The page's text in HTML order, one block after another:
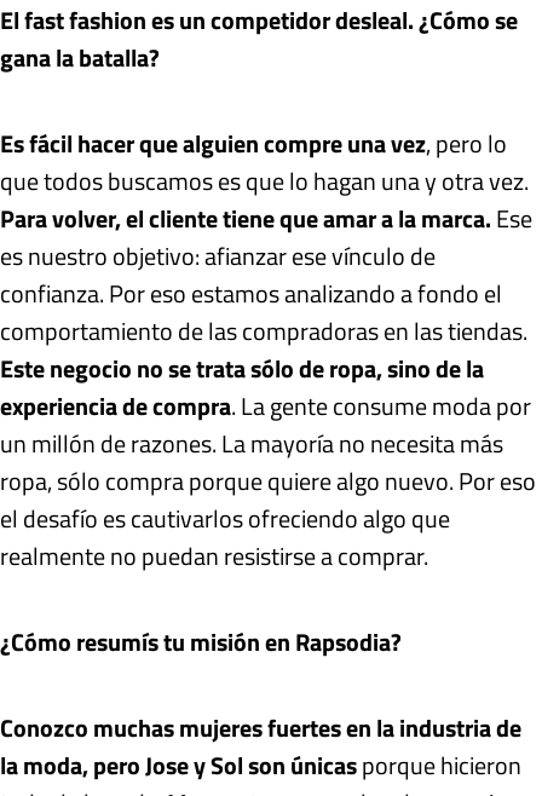
El fast fashion es un competidor desleal. ¿Cómo se
gana la batalla?
Es fácil hacer que alguien compre una vez, pero lo
que todos buscamos es que lo hagan una y otra vez.
Para volver, el cliente tiene que amar a la marca.Ese
es nuestro objetivo: afianzar ese vínculo de
confianza. Por eso estamos analizando a fondo el
comportamiento de las compradoras en las tiendas.
Este negocio no se trata sólo de ropa, sino de la
experiencia de compra. La gente consume moda por
un millón de razones. La mayoría no necesita más
ropa, sólo compra porque quiere algo nuevo. Por eso
el desafío es cautivarlos ofreciendo algo que
realmente no puedan resistirse a comprar.
¿Cómo resumís tu misión en Rapsodia?
Conozco muchas mujeres fuertes en la industria de
la moda, pero Jose y Sol son únicasporque hicieron